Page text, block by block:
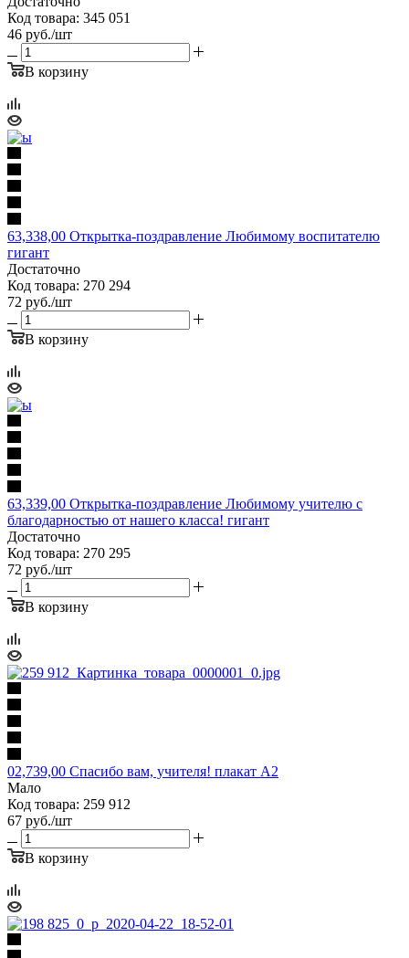
Код товара: 345 051
46 руб./шт
В корзину
63,338,00 Открытка-поздравление Любимому воспитателю
гигант
Достаточно
Код товара: 270 294
72 руб./шт
В корзину
63,339,00 Открытка-поздравление Любимому учителю с
благодарностью от нашего класса! гигант
Достаточно
Код товара: 270 295
72 руб./шт
В корзину
02,739,00 Спасибо вам, учителя! плакат А2
Мало
Код товара: 259 912
67 руб./шт
В корзину